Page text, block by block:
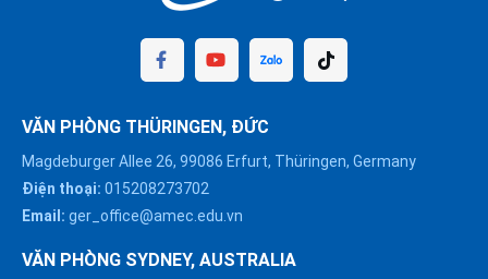
VĂN PHÒNG THÜRINGEN, ĐỨC
Magdeburger Allee 26, 99086 Erfurt, Thüringen, Germany
Điện thoại: 015208273702
Email: ger_office@amec.edu.vn
VĂN PHÒNG SYDNEY, AUSTRALIA